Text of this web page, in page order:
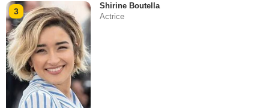
3
Shirine Boutella
Actrice